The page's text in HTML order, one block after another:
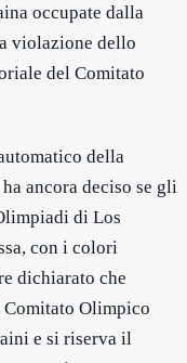
occupate dalla
violazione dello
del Comitato
della
ancora deciso se gli
di Los
con i colori
dichiarato che
Olimpico
e si riserva il